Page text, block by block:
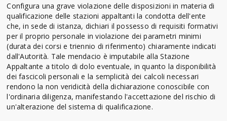
Configura una grave violazione delle disposizioni in materia di
qualificazione delle stazioni appaltanti la condotta dell'ente
che, in sede di istanza, dichiari il possesso di requisiti formativi
per il proprio personale in violazione dei parametri minimi
(durata dei corsi e triennio di riferimento) chiaramente indicati
dall'Autorità. Tale mendacio è imputabile alla Stazione
Appaltante a titolo di dolo eventuale, in quanto la disponibilità
dei fascicoli personali e la semplicità dei calcoli necessari
rendono la non veridicità della dichiarazione conoscibile con
l'ordinaria diligenza, manifestando l'accettazione del rischio di
un'alterazione del sistema di qualificazione.